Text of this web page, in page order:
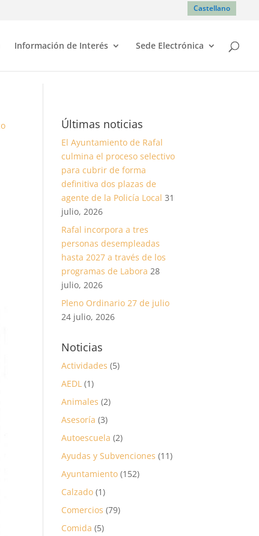
Castellano
Información de Interés Sede Electrónica
Últimas noticias
El Ayuntamiento de Rafal
culmina el proceso selectivo
para cubrir de forma
definitiva dos plazas de
agente de la Policía Local 31
julio, 2026
Rafal incorpora a tres
personas desempleadas
hasta 2027 a través de los
programas de Labora 28
julio, 2026
Pleno Ordinario 27 de julio
24 julio, 2026
Noticias
Actividades (5)
AEDL (1)
Animales (2)
Asesoría (3)
Autoescuela (2)
Ayudas y Subvenciones (11)
Ayuntamiento (152)
Calzado (1)
Comercios (79)
Comida (5)